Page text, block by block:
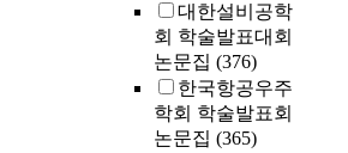
대한설비공학
회 학술발표대회
논문집 (376)
한국항공우주
학회 학술발표회
논문집 (365)